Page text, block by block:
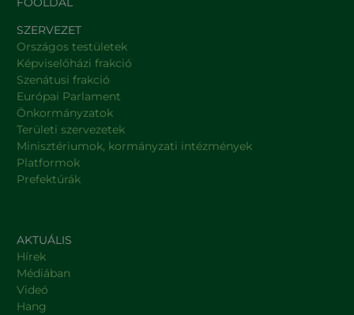
SZERVEZET
Országos testületek
Képviselőházi frakció
Szenátusi frakció
Európai Parlament
Önkormányzatok
Területi szervezetek
Minisztériumok, kormányzati intézmények
Platformok
Prefektúrák
AKTUÁLIS
Hírek
Médiában
Videó
Hang